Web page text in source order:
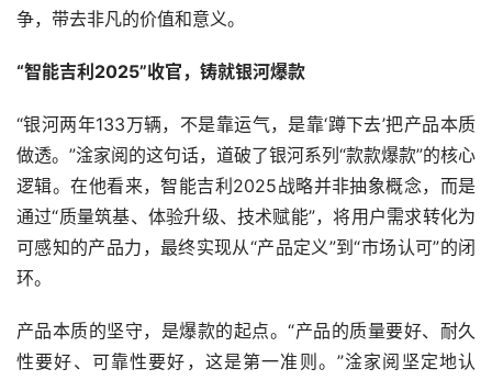
争，带去非凡的价值和意义。
“智能吉利2025”收官，铸就银河爆款
“银河两年133万辆，不是靠运气，是靠‘蹲下去’把产品本质
做透。”淦家阅的这句话，道破了银河系列“款款爆款”的核心
逻辑。在他看来，智能吉利2025战略并非抽象概念，而是
通过“质量筑基、体验升级、技术赋能”，将用户需求转化为
可感知的产品力，最终实现从“产品定义”到“市场认可”的闭
环。
产品本质的坚守，是爆款的起点。“产品的质量要好、耐久
性要好、可靠性要好，这是第一准则。”淦家阅坚定地认